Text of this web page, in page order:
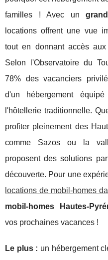
familles ! Avec un
locations offrent une vue
tout en donnant accès
Selon l'Observatoire du
78% des vacanciers
d'un hébergement
l'hôtellerie traditionnelle.
profiter pleinement des
comme Sazos ou la
proposent des solutions
découverte. Pour une
locations de mobil-homes
mobil-homes Hautes-
vos prochaines vacances !
Le plus : un hébergement